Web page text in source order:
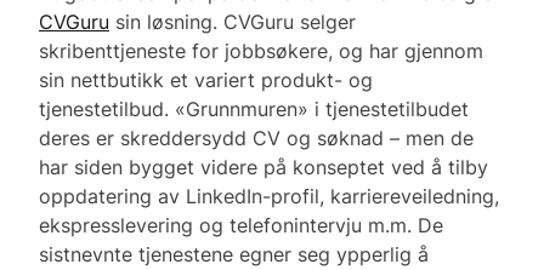
CVGuru sin løsning. CVGuru selger
skribenttjeneste for jobbsøkere, og har gjennom
sin nettbutikk et variert produkt- og
tjenestetilbud. «Grunnmuren» i tjenestetilbudet
deres er skreddersydd CV og søknad – men de
har siden bygget videre på konseptet ved å tilby
oppdatering av LinkedIn-profil, karriereveiledning,
ekspresslevering og telefonintervju m.m. De
sistnevnte tjenestene egner seg ypperlig å